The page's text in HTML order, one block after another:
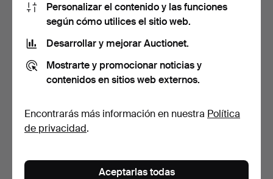
PENDIENTE, oro, 18
quilates, con piedras s…
Subastado 7 may 2025
27 pujas
150 USD
CARTIER. Caja, carpeta,
destornillador y m…
13 pujas
116 USD
Personalizar el contenido y las funciones
según cómo utilices el sitio web.
Desarrollar y mejorar Auctionet.
Mostrarte y promocionar noticias y
contenidos en sitios web externos.
Encontrarás más información en nuestra Política
de privacidad.
Aceptarlas todas